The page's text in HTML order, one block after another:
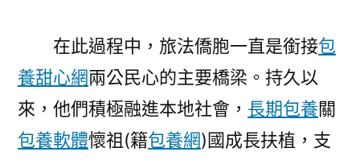
在此過程中，旅法僑胞一直是銜接包
養甜心網兩公民心的主要橋梁。持久以
來，他們積極融進本地社會， 長期包養關
包養軟體懷祖(籍包養網)國成長扶植，支